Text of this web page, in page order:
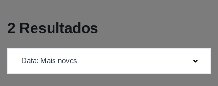
2 Resultados
Data: Mais novos